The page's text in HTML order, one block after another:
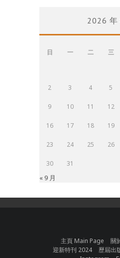
2026 年
日 一 二 三
2 3 4 5
9 10 11 12
16 17 18 19
23 24 25 26
30 31
« 9 月
主頁 Main Page
關
迎新特刊 2024
歷屆出